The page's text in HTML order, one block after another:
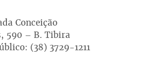
Conceição
590 – B. Tibira
(38) 3729-1211